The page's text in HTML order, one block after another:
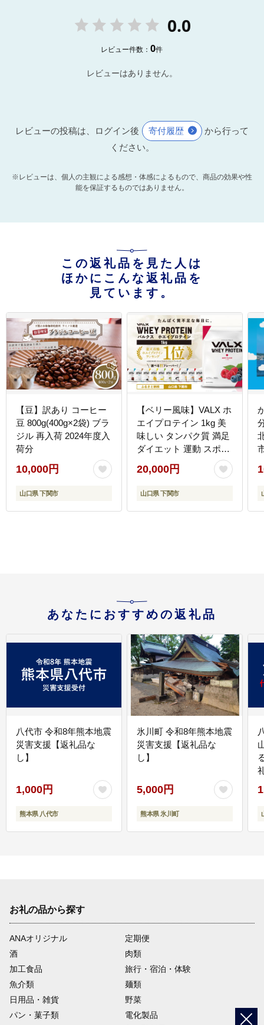
0.0
レビュー件数：0件
レビューはありません。
レビューの投稿は、ログイン後 寄付履歴
から行って
ください。
※レビューは、個人の主観による感想・体感によるもので、商品の効果や性
能を保証するものではありません。
この返礼品を見た人は
ほかにこんな返礼品を
見ています。
【豆】訳あり コーヒー
豆 800g(400g×2袋) ブラ
ジル 再入荷 2024年度入
荷分
10,000円
山口県 下関市
【ベリー風味】VALX ホ
エイプロテイン 1kg 美
味しい タンパク質 満足
ダイエット 運動 スポー
20,000円
山口県 下関市
あなたにおすすめの返礼品
八代市 令和8年熊本地震
災害支援【返礼品な
し】
1,000円
熊本県 八代市
氷川町 令和8年熊本地震
災害支援【返礼品な
し】
5,000円
熊本県 氷川町
お礼の品から探す
ANAオリジナル
定期便
酒
肉類
加工食品
旅行・宿泊・体験
魚介類
麺類
日用品・雑貨
野菜
パン・菓子類
電化製品